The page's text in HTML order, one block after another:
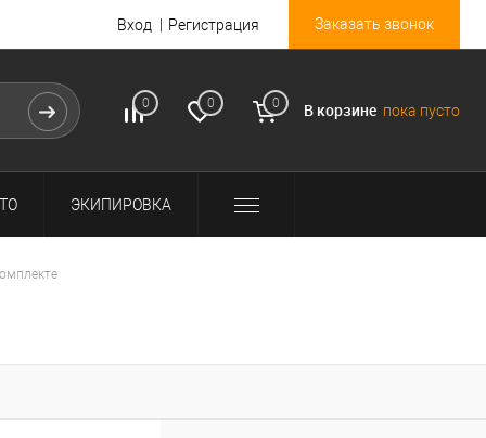
Вход Регистрация Заказать звонок
0 0 0 В корзине пока пусто
ЭКИПИРОВКА